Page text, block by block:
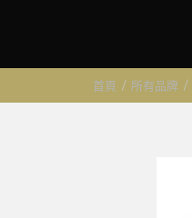
首頁 / 所有品牌 /